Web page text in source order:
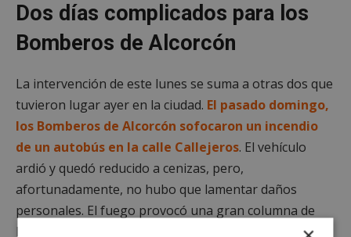
Dos días complicados para los
Bomberos de Alcorcón
La intervención de este lunes se suma a otras dos que
tuvieron lugar ayer en la ciudad. El pasado domingo,
los Bomberos de Alcorcón sofocaron un incendio
de un autobús en la calle Callejeros. El vehículo
ardió y quedó reducido a cenizas, pero,
afortunadamente, no hubo que lamentar daños
personales. El fuego provocó una gran columna de
humo, visible desde varios puntos de la localidad